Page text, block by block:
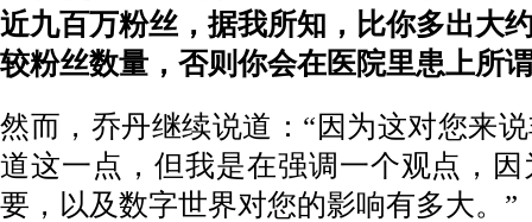
近九百万粉丝，据我所知，比你多出大
较粉丝数量，否则你会在医院里患上所
然而，乔丹继续说道：“因为这对您来
道这一点，但我是在强调一个观点，
要，以及数字世界对您的影响有多大。”